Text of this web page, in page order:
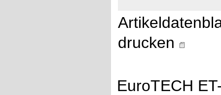
drucken
EuroTECH